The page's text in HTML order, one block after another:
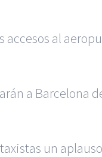
accesos al
a Barcelona
un